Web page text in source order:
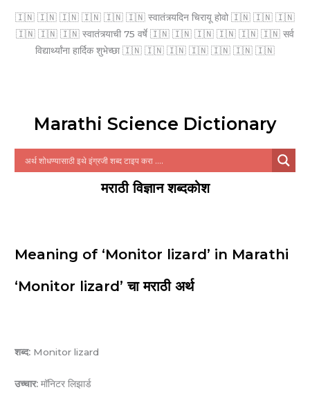
🇮🇳 🇮🇳 🇮🇳 🇮🇳 🇮🇳 🇮🇳 स्वातंत्र्यदिन चिरायू होवो 🇮🇳 🇮🇳 🇮🇳
🇮🇳 🇮🇳 🇮🇳 स्वातंत्र्याची 75 वर्षे 🇮🇳 🇮🇳 🇮🇳 🇮🇳 🇮🇳 🇮🇳 सर्व
विद्यार्थ्यांना हार्दिक शुभेच्छा 🇮🇳 🇮🇳 🇮🇳 🇮🇳 🇮🇳 🇮🇳 🇮🇳
Marathi Science Dictionary
मराठी विज्ञान शब्दकोश
Meaning of ‘Monitor lizard’ in Marathi
‘Monitor lizard’ चा मराठी अर्थ
शब्द: Monitor lizard
उच्चार: मॉनिटर लिझार्ड